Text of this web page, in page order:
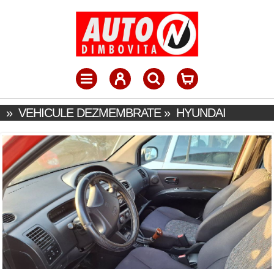
» VEHICULE DEZMEMBRATE» HYUNDAI